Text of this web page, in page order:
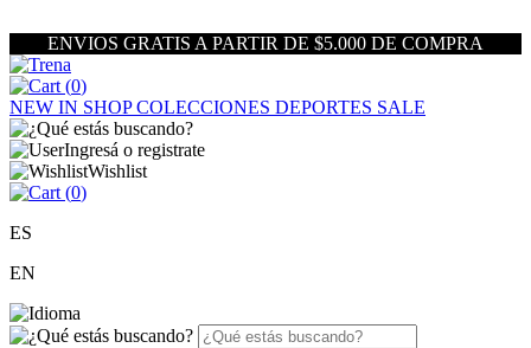
ENVIOS GRATIS A PARTIR DE $5.000 DE COMPRA
(0)
NEW IN SHOPCOLECCIONES DEPORTES SALE
Ingresá o registrate
Wishlist
(0)
ES
EN